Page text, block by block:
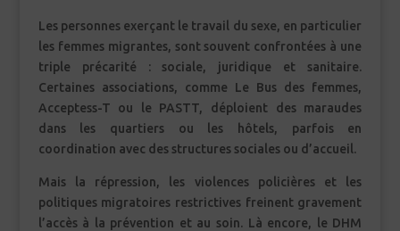
Les personnes exerçant le travail du sexe, en particulier
les femmes migrantes, sont souvent confrontées à une
triple précarité : sociale, juridique et sanitaire.
Certaines associations, comme Le Bus des femmes,
Acceptess-T ou le PASTT, déploient des maraudes
dans les quartiers ou les hôtels, parfois en
coordination avec des structures sociales ou d’accueil.
Mais la répression, les violences policières et les
politiques migratoires restrictives freinent gravement
l’accès à la prévention et au soin. Là encore, le DHM